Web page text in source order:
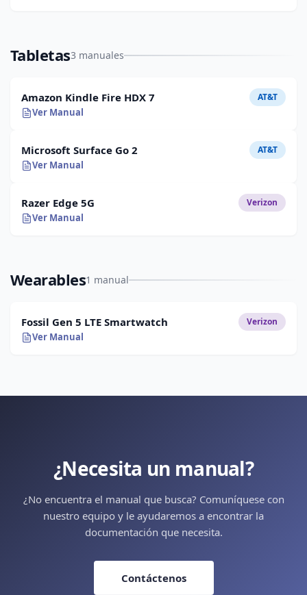
Tabletas3 manuales
Amazon Kindle Fire HDX 7 AT&T
Ver Manual
Microsoft Surface Go 2 AT&T
Ver Manual
Razer Edge 5G Verizon
Ver Manual
Wearables1 manual
Fossil Gen 5 LTE Smartwatch Verizon
Ver Manual
¿Necesita un manual?
¿No encuentra el manual que busca? Comuníquese con
nuestro equipo y le ayudaremos a encontrar la
documentación que necesita.
Contáctenos